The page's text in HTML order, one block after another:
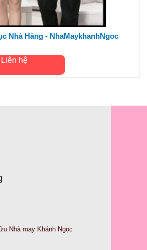
Nhà Hàng - NhaMaykhanhNgoc
Liên hệ
Nhà may Khánh Ngọc